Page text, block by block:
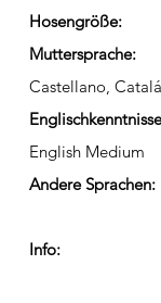
Hosengröße:
Muttersprache:
Castellano,
English Medium
Andere Sprachen:
Info: